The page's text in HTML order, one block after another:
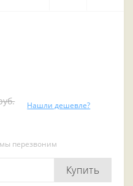
Нашли дешевле?
перезвоним
Купить